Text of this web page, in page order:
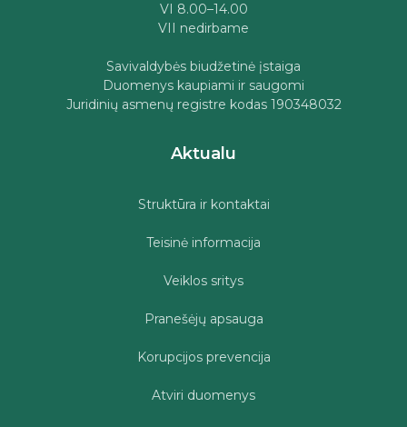
VI 8.00–14.00
VII nedirbame
Savivaldybės biudžetinė įstaiga
Duomenys kaupiami ir saugomi
Juridinių asmenų registre kodas 190348032
Aktualu
Struktūra ir kontaktai
Teisinė informacija
Veiklos sritys
Pranešėjų apsauga
Korupcijos prevencija
Atviri duomenys